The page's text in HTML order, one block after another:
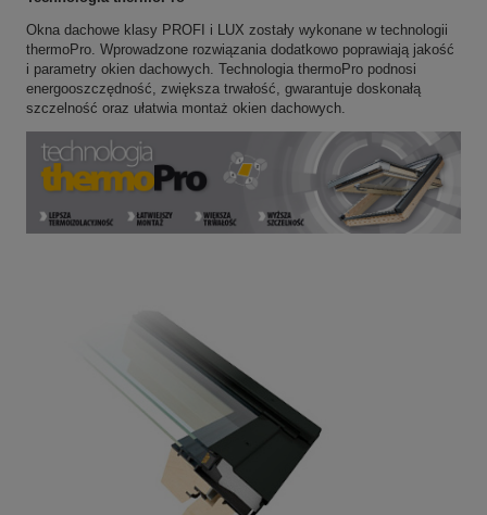
Okna dachowe klasy PROFI i LUX zostały wykonane w technologii
thermoPro. Wprowadzone rozwiązania dodatkowo poprawiają jakość
i parametry okien dachowych. Technologia thermoPro podnosi
energooszczędność, zwiększa trwałość, gwarantuje doskonałą
szczelność oraz ułatwia montaż okien dachowych.